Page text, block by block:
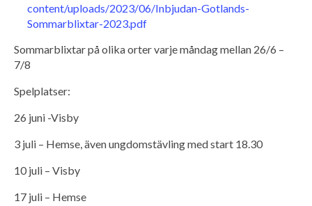
content/uploads/2023/06/Inbjudan-Gotlands-
Sommarblixtar-2023.pdf
Sommarblixtar på olika orter varje måndag mellan 26/6 –
7/8
Spelplatser:
26 juni -Visby
3 juli – Hemse, även ungdomstävling med start 18.30
10 juli – Visby
17 juli – Hemse